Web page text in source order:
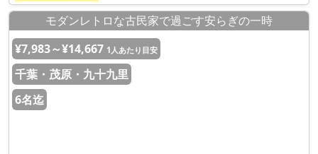
モダンレトロな古民家で過ごす安らぎの一時
¥7,983～¥14,667 1人あたり目安
千葉・茂原・九十九里
6名迄